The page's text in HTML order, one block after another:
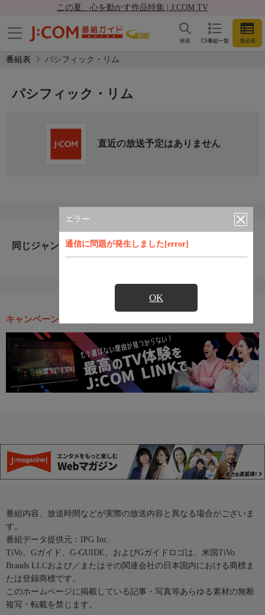
この夏、心を動かす作品特集 | J:COM TV
CS番組一覧 番組表
検索
番組表 パシフィック・リム
エラー
通信に問題が発生しました[error]
OK
パシフィック・リム
直近の放送予定はありません
同じジャンルのおすすめ番組
キャンペーン・お得な情報
番組内容、放送時間などが実際の放送内容と異なる場合がございま
す。
番組データ提供元：IPG Inc.
TiVo、Gガイド、G-GUIDE、およびGガイドロゴは、米国TiVo
Brands LLCおよび／またはその関連会社の日本国内における商標ま
たは登録商標です。
このホームページに掲載している記事・写真等あらゆる素材の無断
複写・転載を禁じます。